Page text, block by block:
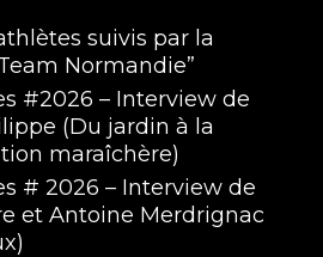
au CO2 Saison 9 #06
suivis par la
Normandie”
#2026 – Interview de
(Du jardin à la
maraîchère)
# 2026 – Interview de
et Antoine Merdrignac